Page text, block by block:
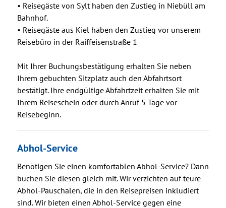
• Reisegäste von Sylt haben den Zustieg in Niebüll am
Bahnhof.
• Reisegäste aus Kiel haben den Zustieg vor unserem
Reisebüro in der Raiffeisenstraße 1
Mit Ihrer Buchungsbestätigung erhalten Sie neben
Ihrem gebuchten Sitzplatz auch den Abfahrtsort
bestätigt. Ihre endgültige Abfahrtzeit erhalten Sie mit
Ihrem Reiseschein oder durch Anruf 5 Tage vor
Reisebeginn.
Abhol-Service
Benötigen Sie einen komfortablen Abhol-Service? Dann
buchen Sie diesen gleich mit. Wir verzichten auf teure
Abhol-Pauschalen, die in den Reisepreisen inkludiert
sind. Wir bieten einen Abhol-Service gegen eine